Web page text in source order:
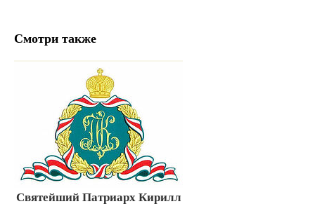
Смотри также
Святейший Патриарх Кирилл